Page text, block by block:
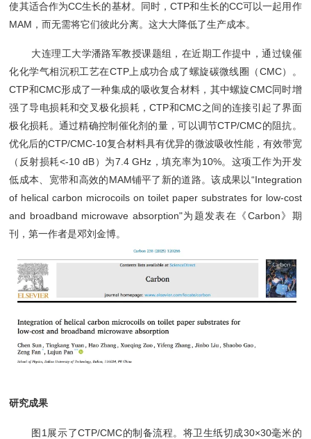
使其适合作为CC生长的基材。同时，CTP和生长的CC可以一起用作
MAM，而无需将它们彼此分离。这大大降低了生产成本。
大连理工大学潘路军教授课题组，在近期工作提中，通过镍催
化化学气相沉积工艺在CTP上成功合成了螺旋碳微线圈（CMC）。
CTP和CMC形成了一种集成的吸收复合材料，其中螺旋CMC同时增
强了导电损耗和交叉极化损耗，CTP和CMC之间的连接引起了界面
极化损耗。通过精确控制催化剂的量，可以调节CTP/CMC的阻抗。
优化后的CTP/CMC-10复合材料具有优异的微波吸收性能，有效带宽
（反射损耗<-10 dB）为7.4 GHz，填充率为10%。这项工作为开发
低成本、宽带和高效的MAM铺平了新的道路。该成果以“Integration
of helical carbon microcoils on toilet paper substrates for low-cost
and broadband microwave absorption"为题发表在《Carbon》期
刊，第一作者是邓刘金博。
研究成果
图1展示了CTP/CMC的制备流程。将卫生纸切成30×30毫米的